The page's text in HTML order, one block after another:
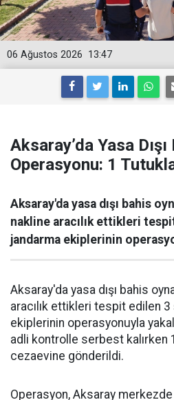
13:47
06 Ağustos 2026
Aksaray’da Yasa Dışı
Operasyonu: 1
Aksaray'da yasa dışı bahis
nakline aracılık ettikleri
jandarma ekiplerinin
Aksaray'da yasa dışı bahis
aracılık ettikleri tespit edilen
ekiplerinin operasyonuyla
adli kontrolle serbest kalırken
cezaevine gönderildi.
Operasyon, Aksaray